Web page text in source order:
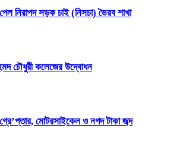
নিরাপদ সড়ক চাই (নিসচা) ভৈরব শাখা
চৌধুরী কলেজের উদ্বোধন
মোটরসাইকেল ও নগদ টাকা জব্দ